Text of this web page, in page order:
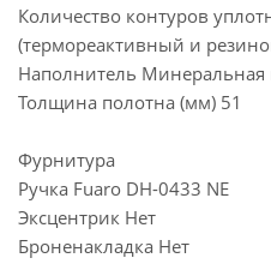
Количество контуров
(термореактивный и
Наполнитель Минеральная
Толщина полотна (мм) 51
Фурнитура
Ручка Fuaro DH-0433 NE
Эксцентрик Нет
Броненакладка Нет